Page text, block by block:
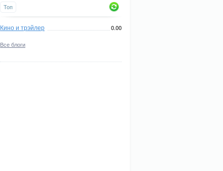
Топ
Кино и трэйлер 0.00
Все блоги